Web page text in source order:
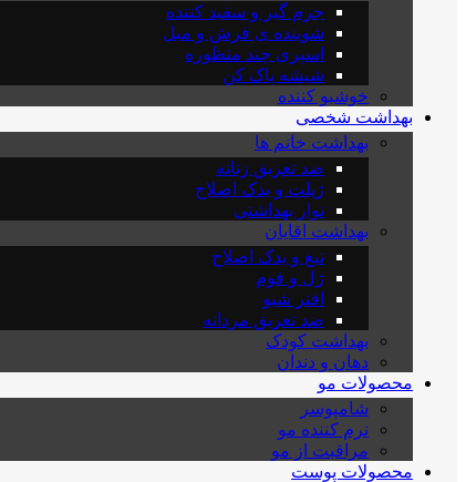
جرم گیر و سفید کننده
شوینده ی فرش و مبل
اسپری چند منظوره
شیشه پاک کن
خوشبو کننده
بهداشت شخصی
بهداشت خانم ها
ضد تعریق زنانه
ژیلت و یدک اصلاح
نوار بهداشتی
بهداشت اقایان
تیغ و یدک اصلاح
ژل و فوم
افتر شیو
ضد تعریق مردانه
بهداشت کودک
دهان و دندان
محصولات مو
شامپوسر
نرم کننده مو
مراقبت از مو
محصولات پوست